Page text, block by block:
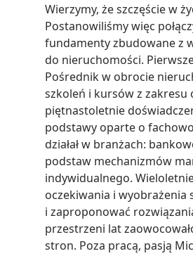
Wierzymy, że szczęście w
Postanowiliśmy więc
fundamenty zbudowane z
do nieruchomości.
Pośrednik w obrocie
szkoleń i kursów z
piętnastoletnie
podstawy oparte o
działał w branżach:
podstaw mechanizmów
indywidualnego.
oczekiwania i
i zaproponować
przestrzeni lat
stron. Poza pracą, pasją